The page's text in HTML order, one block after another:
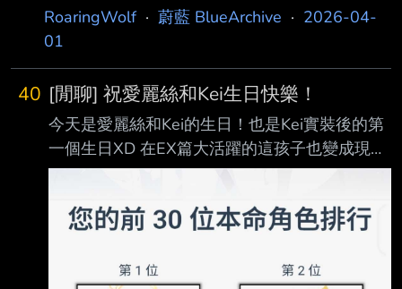
RoaringWolf· 蔚藍 BlueArchive · 2026-04-
01
40 [閒聊] 祝愛麗絲和Kei生日快樂！
今天是愛麗絲和Kei的生日！也是Kei實裝後的第
一個生日XD 在EX篇大活躍的這孩子也變成現在
檔案的超級人氣角色真的是太好了嗚嗚，大家真
我個人感覺以往生日賀圖數量最多的應該是
和Kei在EX篇的大活躍也讓我對兩人的喜愛程度